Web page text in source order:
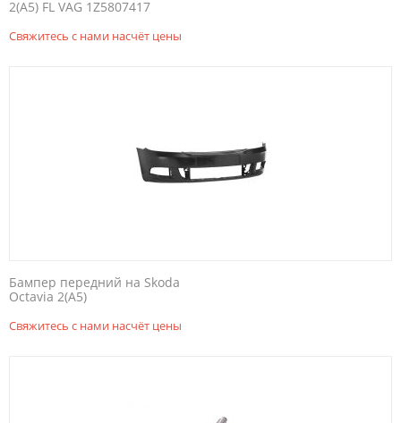
2(A5) FL VAG 1Z5807417
Свяжитесь с нами насчёт цены
Бампер передний на Skoda
Octavia 2(A5)
Свяжитесь с нами насчёт цены